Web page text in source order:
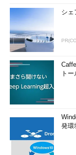
シェ
ト
発環